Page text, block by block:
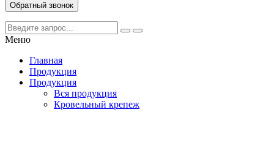
Обратный звонок
Меню
Главная
Продукция
Продукция
Вся продукция
Кровельный крепеж